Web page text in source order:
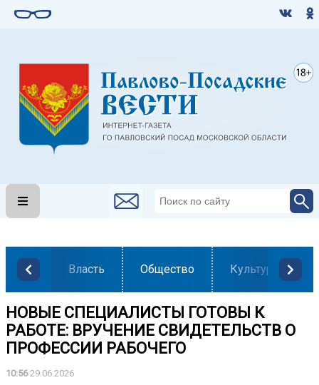
Власть Общество Культура
НОВЫЕ СПЕЦИАЛИСТЫ ГОТОВЫ К
РАБОТЕ: ВРУЧЕНИЕ СВИДЕТЕЛЬСТВ О
ПРОФЕССИИ РАБОЧЕГО
10:5629.06.2026